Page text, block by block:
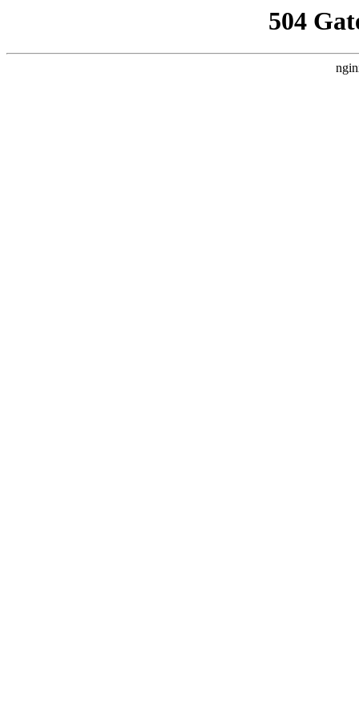
504